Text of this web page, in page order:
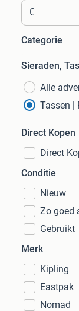
€
Categorie
Sieraden,
Alle
Tassen |
Direct Kopen
Direct
Conditie
Nieuw
Zo goed
Gebruikt
Merk
Kipling
Eastpak
Nomad